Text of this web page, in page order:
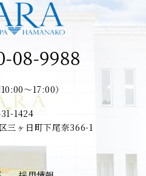
～17:00）
1424
三ヶ日町下尾奈366-1